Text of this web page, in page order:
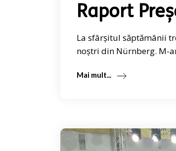
Raport
La sfârșitul săptămânii
noștri din Nürnberg. M-
Mai mult...